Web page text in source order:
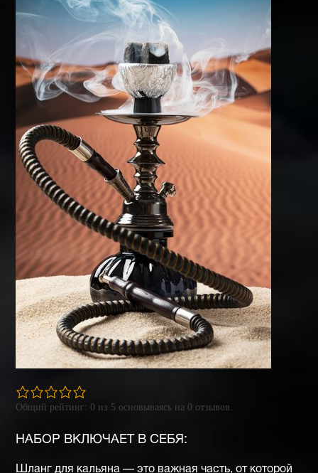
0,0
rating
based
ratings
Общий рейтинг:0 из 5 основываясь на0 отзывов.
НАБОР ВКЛЮЧАЕТ В СЕБЯ:
Шланг для кальяна — это важная часть, от которой